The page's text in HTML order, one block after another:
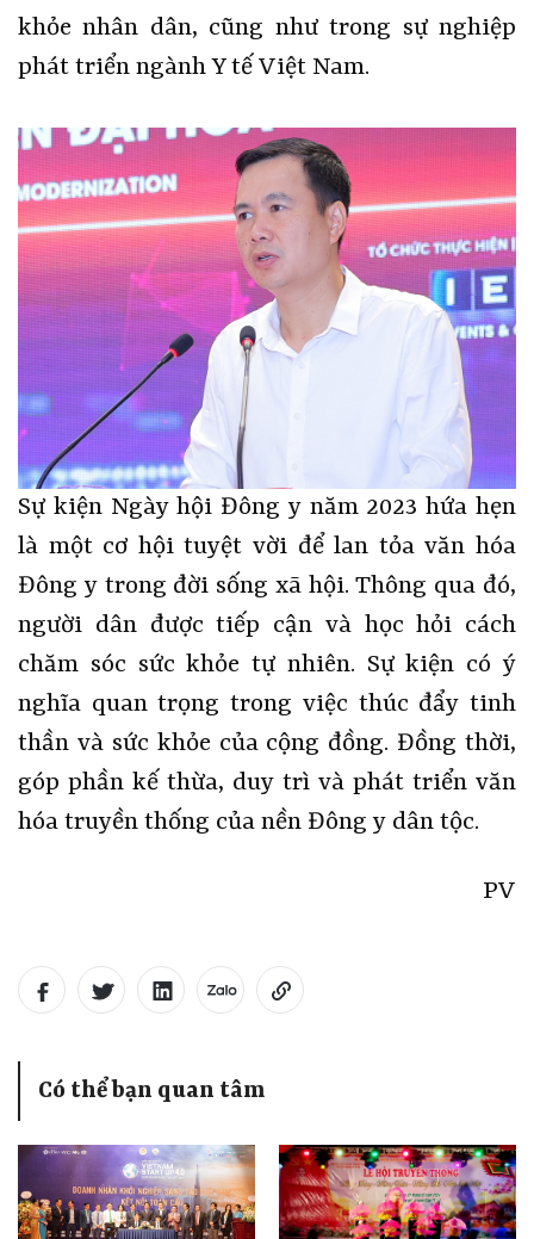
khỏe nhân dân, cũng như trong sự nghiệp
phát triển ngành Y tế Việt Nam.
Sự kiện Ngày hội Đông y năm 2023 hứa hẹn
là một cơ hội tuyệt vời để lan tỏa văn hóa
Đông y trong đời sống xã hội. Thông qua đó,
người dân được tiếp cận và học hỏi cách
chăm sóc sức khỏe tự nhiên. Sự kiện có ý
nghĩa quan trọng trong việc thúc đẩy tinh
thần và sức khỏe của cộng đồng. Đồng thời,
góp phần kế thừa, duy trì và phát triển văn
hóa truyền thống của nền Đông y dân tộc.
PV
Có thể bạn quan tâm